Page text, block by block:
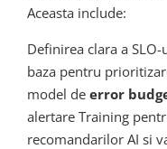
Aceasta include:
Definirea clara a
baza pentru
model de error
alertare Training
recomandarilor AI si